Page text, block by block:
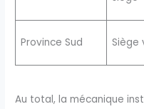
Province Sud Siège
Au total, la mécanique